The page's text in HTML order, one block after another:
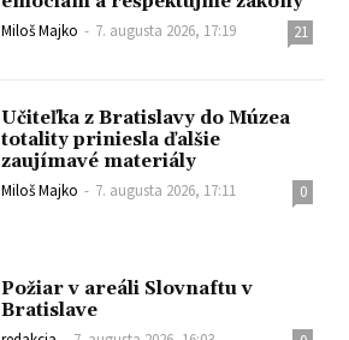
Miloš Majko - 7. augusta 2026, 17:19 21
Učiteľka z Bratislavy do Múzea
totality priniesla ďalšie
zaujímavé materiály
Miloš Majko - 7. augusta 2026, 17:11 0
Požiar v areáli Slovnaftu v
Bratislave